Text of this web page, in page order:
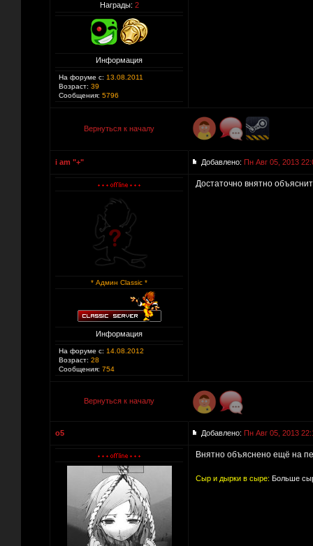
Награды: 2
Информация
На форуме с: 13.08.2011
Возраст: 39
Сообщения: 5796
Вернуться к началу
i am "+" Добавлено: Пн Авг 05, 2013
* Админ Classic *
Информация
На форуме с: 14.08.2012
Возраст: 28
Сообщения: 754
Достаточно внятно
Вернуться к началу
o5 Добавлено: Пн Авг 05, 2013
Внятно объяснено ещё на
Сыр и дырки в сыре: Больше